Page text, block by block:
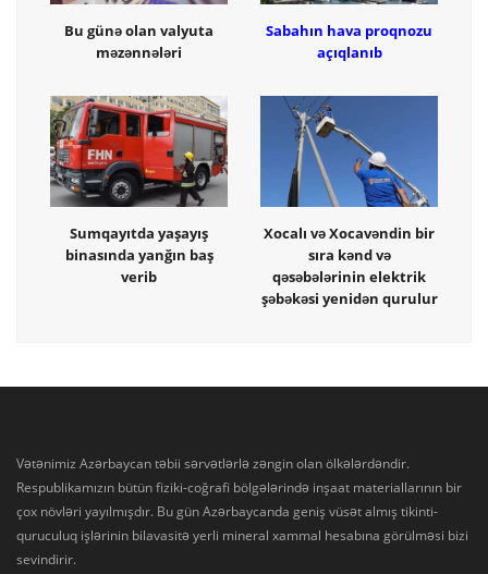
Bu günə olan valyuta
məzənnələri
Sabahın hava proqnozu
açıqlanıb
Sumqayıtda yaşayış
binasında yanğın baş
verib
Xocalı və Xocavəndin bir
sıra kənd və
qəsəbələrinin elektrik
şəbəkəsi yenidən qurulur
Vətənimiz Azərbaycan təbii sərvətlərlə zəngin olan ölkələrdəndir.
Respublikamızın bütün fiziki-coğrafi bölgələrində inşaat materiallarının bir
çox növləri yayılmışdır. Bu gün Azərbaycanda geniş vüsət almış tikinti-
quruculuq işlərinin bilavasitə yerli mineral xammal hesabına görülməsi bizi
sevindirir.